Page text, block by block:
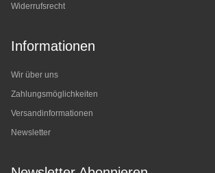
Widerrufsrecht
Informationen
Wir über uns
Zahlungsmöglichkeiten
Versandinformationen
Newsletter